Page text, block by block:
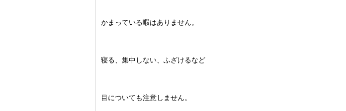
かまっている暇はありません。
寝る、集中しない、ふざけるなど
目についても注意しません。